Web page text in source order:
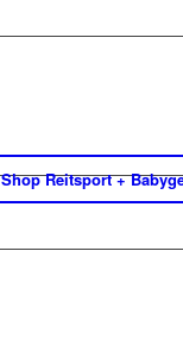
Shop Reitsport +